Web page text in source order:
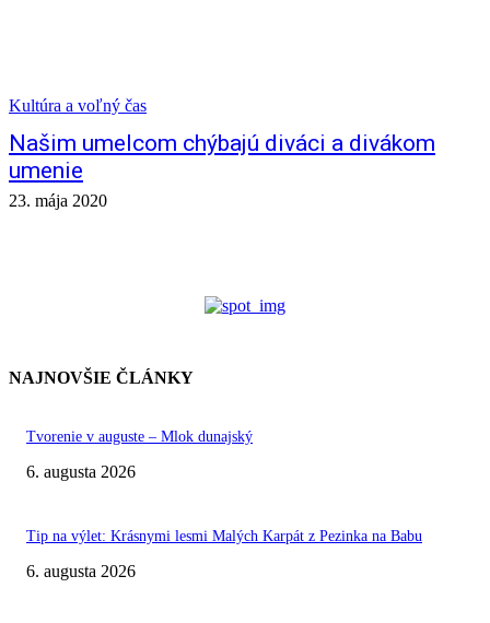
Kultúra a voľný čas
Našim umelcom chýbajú diváci a divákom
umenie
23. mája 2020
NAJNOVŠIE ČLÁNKY
Tvorenie v auguste – Mlok dunajský
6. augusta 2026
Tip na výlet: Krásnymi lesmi Malých Karpát z Pezinka na Babu
6. augusta 2026